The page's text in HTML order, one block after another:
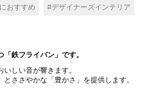
おすすめ #デザイナーズインテリア
鉄フライパン」です。
しい音が響きます。
ささやかな「豊かさ」を提供します。